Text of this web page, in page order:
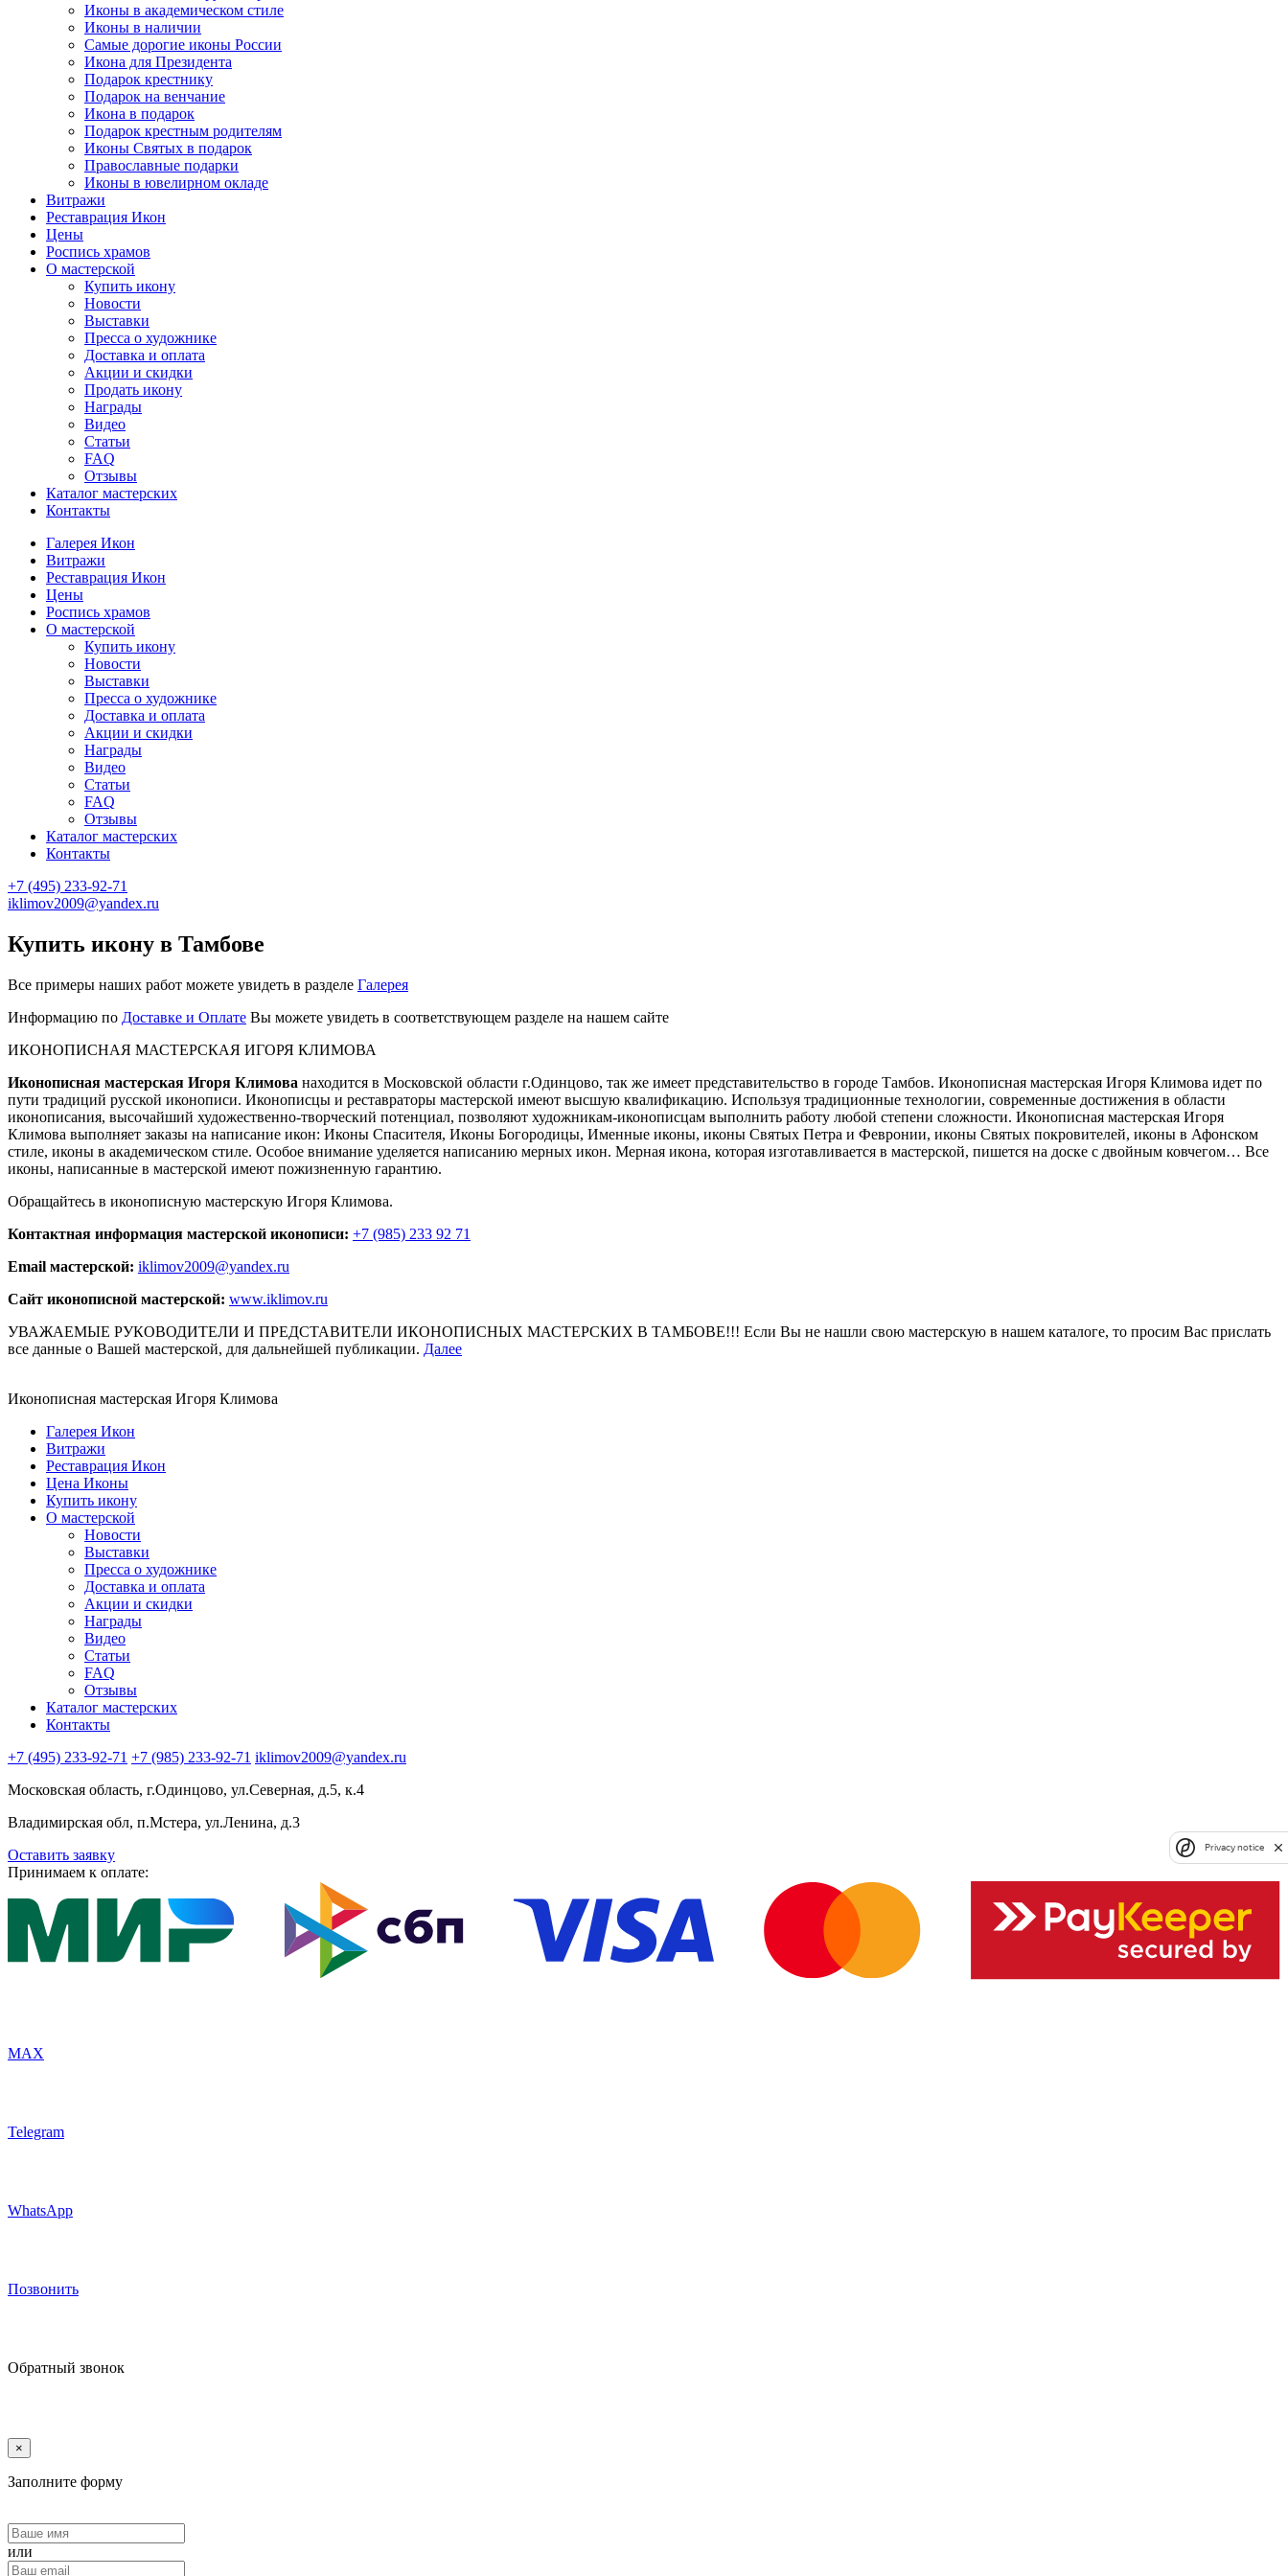
Иконы в академическом стиле
Иконы в наличии
Самые дорогие иконы России
Икона для Президента
Подарок крестнику
Подарок на венчание
Икона в подарок
Подарок крестным родителям
Иконы Святых в подарок
Православные подарки
Иконы в ювелирном окладе
Витражи
Реставрация Икон
Цены
Роспись храмов
О мастерской
Купить икону
Новости
Выставки
Пресса о художнике
Доставка и оплата
Акции и скидки
Продать икону
Награды
Видео
Статьи
FAQ
Отзывы
Каталог мастерских
Контакты
Галерея Икон
Витражи
Реставрация Икон
Цены
Роспись храмов
О мастерской
Купить икону
Новости
Выставки
Пресса о художнике
Доставка и оплата
Акции и скидки
Награды
Видео
Статьи
FAQ
Отзывы
Каталог мастерских
Контакты
+7 (495) 233-92-71
iklimov2009@yandex.ru
Купить икону в Тамбове
Все примеры наших работ можете увидеть в разделе Галерея
Информацию по Доставке и Оплате Вы можете увидеть в соответствующем разделе на нашем сайте
ИКОНОПИСНАЯ МАСТЕРСКАЯ ИГОРЯ КЛИМОВА
Иконописная мастерская Игоря Климова находится в Московской области г.Одинцово, так же имеет представительство в городе Тамбов. Иконописная мастерская Игоря Климова идет по
пути традиций русской иконописи. Иконописцы и реставраторы мастерской имеют высшую квалификацию. Используя традиционные технологии, современные достижения в области
иконописания, высочайший художественно-творческий потенциал, позволяют художникам-иконописцам выполнить работу любой степени сложности. Иконописная мастерская Игоря
Климова выполняет заказы на написание икон: Иконы Спасителя, Иконы Богородицы, Именные иконы, иконы Святых Петра и Февронии, иконы Святых покровителей, иконы в Афонском
стиле, иконы в академическом стиле. Особое внимание уделяется написанию мерных икон. Мерная икона, которая изготавливается в мастерской, пишется на доске с двойным ковчегом… Все
иконы, написанные в мастерской имеют пожизненную гарантию.
Обращайтесь в иконописную мастерскую Игоря Климова.
Контактная информация мастерской иконописи: +7 (985) 233 92 71
Email мастерской: iklimov2009@yandex.ru
Сайт иконописной мастерской: www.iklimov.ru
УВАЖАЕМЫЕ РУКОВОДИТЕЛИ И ПРЕДСТАВИТЕЛИ ИКОНОПИСНЫХ МАСТЕРСКИХ В ТАМБОВЕ!!! Если Вы не нашли свою мастерскую в нашем каталоге, то просим Вас прислать
все данные о Вашей мастерской, для дальнейшей публикации. Далее
Иконописная мастерская Игоря Климова
Галерея Икон
Витражи
Реставрация Икон
Цена Иконы
Купить икону
О мастерской
Новости
Выставки
Пресса о художнике
Доставка и оплата
Акции и скидки
Награды
Видео
Статьи
FAQ
Отзывы
Каталог мастерских
Контакты
+7 (495) 233-92-71 +7 (985) 233-92-71 iklimov2009@yandex.ru
Московская область, г.Одинцово, ул.Северная, д.5, к.4
Владимирская обл, п.Мстера, ул.Ленина, д.3
Оставить заявку
Принимаем к оплате:
MAX
Telegram
WhatsApp
Позвонить
Обратный звонок
×
Заполните форму
или
Privacy notice